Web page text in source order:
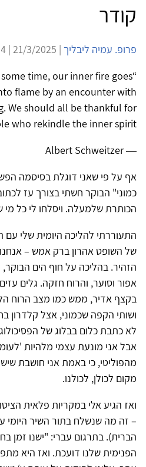
קודר
פרופ. עמיה ליבליך | 21/3/2025 | 1,504 צפיות |
some time, our inner fire goes
flame by an encounter with
We should all be thankful for
who rekindle the inner spirit.”
― Albert Schweitzer
אף על פי שאני דוגלת בסיסמה
כמוני" הבוקר חשתי בצורך עז
הכותרת שלמעלה. ויסלחו לי כל מי
התעוררתי להליכה היומית שלי עם
של השופט אהרון ברק אמש –
הזהיר. בהליכה על חוף הים הבוקר,
אפור וסוער, והרוח חזקה. גלים
בקצף אדיר, ממש כמו מצב הרוח
ושותי הקפה שכמוני, אצל קלדרון
לא כתבת כלום בבלוג של
אבל אני מונעת עצמי מלהיות
מהפוליטי, כי באמת אני חושבת שיש
מקום לכולן, לכולנו.
ואז הגיע אלי במקריות פלאית
– זה מה שנשלח בתור השיר היומי
הברית). בתרגום עברי: "ישנו זמן
הפנימית שלנו דועכת. ואז היא